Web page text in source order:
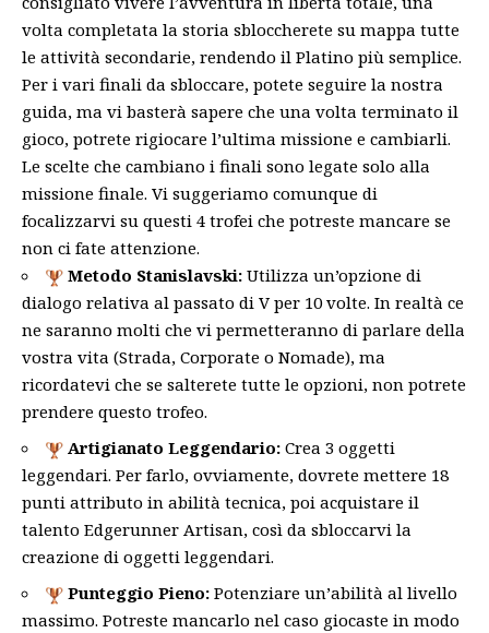
volta completata la storia sbloccherete su mappa tutte
le attività secondarie, rendendo il Platino più semplice.
Per i vari finali da sbloccare, potete seguire la nostra
guida, ma vi basterà sapere che una volta terminato il
gioco, potrete rigiocare l’ultima missione e cambiarli.
Le scelte che cambiano i finali sono legate solo alla
missione finale. Vi suggeriamo comunque di
focalizzarvi su questi 4 trofei che potreste mancare se
non ci fate attenzione.
Metodo Stanislavski: Utilizza un’opzione di
dialogo relativa al passato di V per 10 volte. In realtà ce
ne saranno molti che vi permetteranno di parlare della
vostra vita (Strada, Corporate o Nomade), ma
ricordatevi che se salterete tutte le opzioni, non potrete
prendere questo trofeo.
Artigianato Leggendario: Crea 3 oggetti
leggendari. Per farlo, ovviamente, dovrete mettere 18
punti attributo in abilità tecnica, poi acquistare il
talento Edgerunner Artisan, così da sbloccarvi la
creazione di oggetti leggendari.
Punteggio Pieno: Potenziare un’abilità al livello
massimo. Potreste mancarlo nel caso giocaste in modo